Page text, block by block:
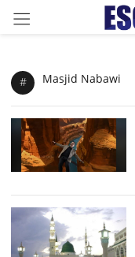
# Masjid Nabawi